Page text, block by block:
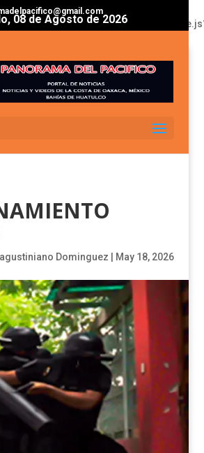
pagead/js/
08 de Agosto de 2026
agustiniano Dominguez May 18, 2026